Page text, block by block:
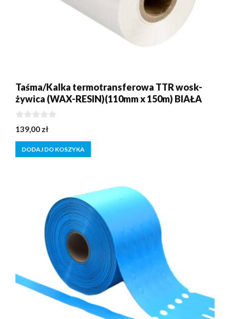
Taśma/Kalka termotransferowa TTR wosk-
żywica (WAX-RESIN)(110mm x 150m) BIAŁA
0
z
5
139,00 zł
DODAJ DO KOSZYKA